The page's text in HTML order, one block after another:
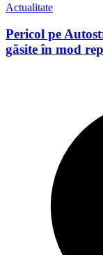
Actualitate
Pericol pe
găsite în mod